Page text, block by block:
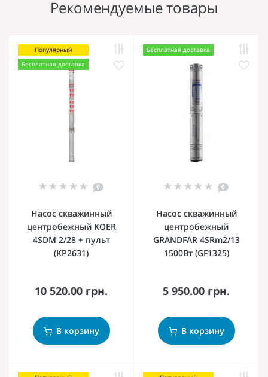
Рекомендуемые товары
Популярный
Бесплатная доставка
0
Насос скважинный
центробежный KOER
4SDM 2/28 + пульт
(KP2631)
10 520.00 грн.
В корзину
Бесплатная доставка
0
Насос скважинный
центробежный
GRANDFAR 4SRm2/13
1500Вт (GF1325)
5 950.00 грн.
В корзину